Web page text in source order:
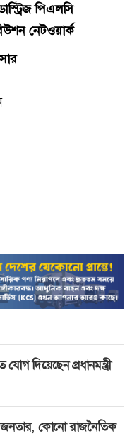
পিএলসি
নেটওয়ার্ক
যোগ দিয়েছেন প্রধানমন্ত্রী
জনতার, কোনো রাজনৈতিক